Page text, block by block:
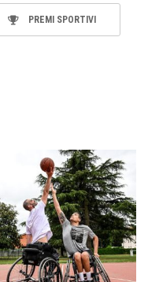
PREMI SPORTIVI